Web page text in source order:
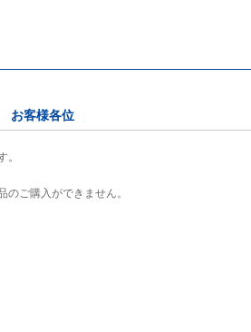
お客様各位
。
ご購入ができません。